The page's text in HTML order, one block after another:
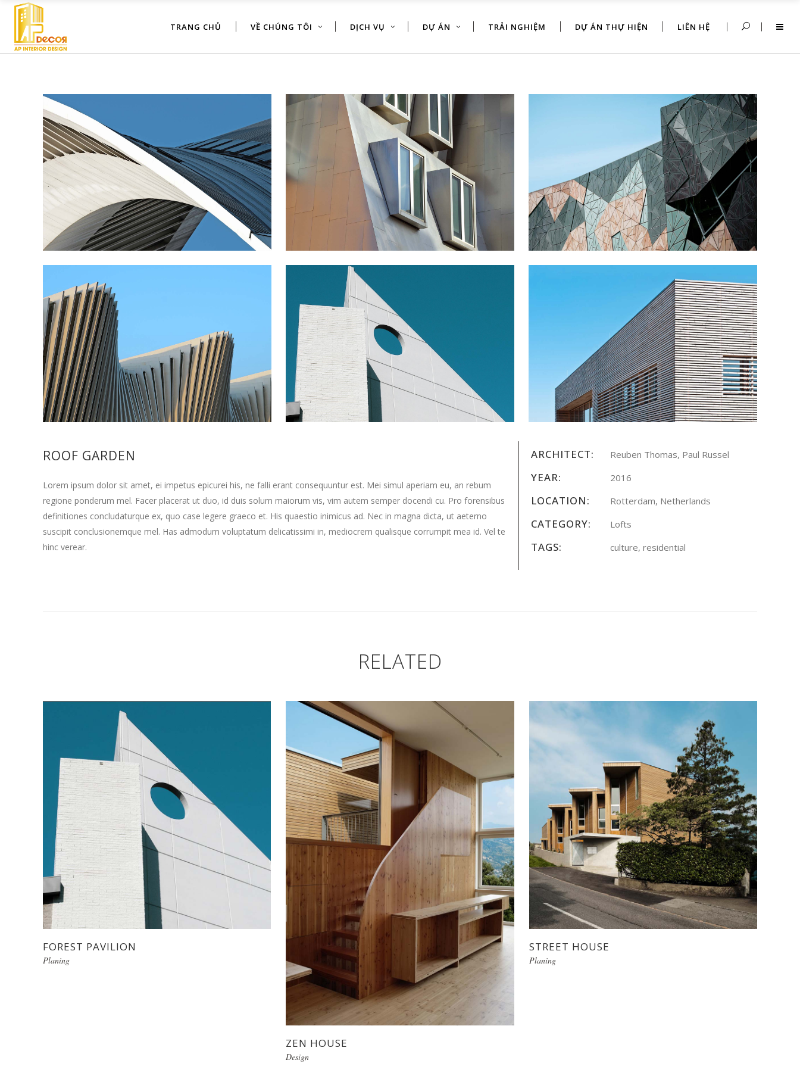
TRANG CHỦ VỀ CHÚNG TÔI DỊCH VỤ DỰ ÁN TRẢI NGHIỆM DỰ ÁN THỰ HIỆN LIÊN HỆ
ROOF GARDEN
Lorem ipsum dolor sit amet, ei impetus epicurei his, ne falli erant consequuntur est. Mei simul aperiam eu, an rebum
regione ponderum mel. Facer placerat ut duo, id duis solum maiorum vis, vim autem semper docendi cu. Pro forensibus
definitiones concludaturque ex, quo case legere graeco et. His quaestio inimicus ad. Nec in magna dicta, ut aeterno
suscipit conclusionemque mel. Has admodum voluptatum delicatissimi in, mediocrem qualisque corrumpit mea id. Vel te
hinc verear.
ARCHITECT: Reuben Thomas, Paul Russel
YEAR: 2016
LOCATION: Rotterdam, Netherlands
CATEGORY: Lofts
TAGS: culture, residential
RELATED
FOREST PAVILION
Planing
ZEN HOUSE
Design
STREET HOUSE
Planing